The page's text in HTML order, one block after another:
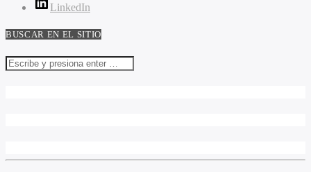
LinkedIn
BUSCAR EN EL SITIO